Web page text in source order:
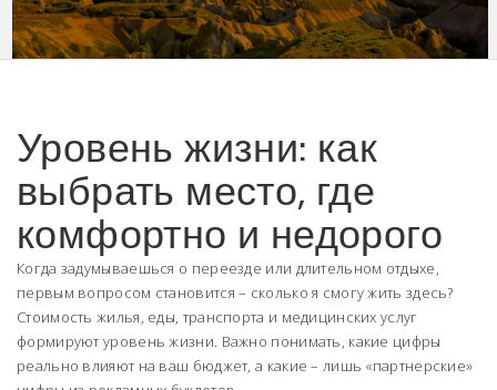
Уровень жизни: как
выбрать место, где
комфортно и недорого
Когда задумываешься о переезде или длительном отдыхе,
первым вопросом становится – сколько я смогу жить здесь?
Стоимость жилья, еды, транспорта и медицинских услуг
формируют уровень жизни. Важно понимать, какие цифры
реально влияют на ваш бюджет, а какие – лишь «партнерские»